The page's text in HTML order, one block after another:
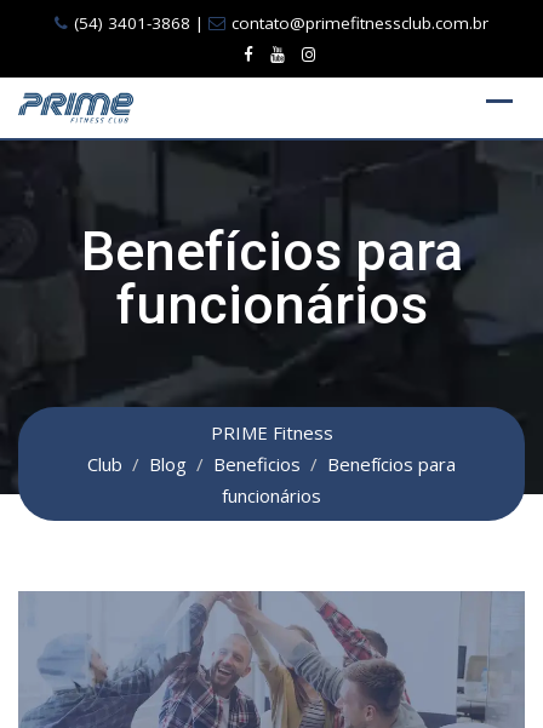
o
conteúdo
(54) 3401-3868 | contato@primefitnessclub.com.br
Benefícios para
funcionários
PRIME Fitness
Club / Blog / Beneficios / Benefícios para
funcionários